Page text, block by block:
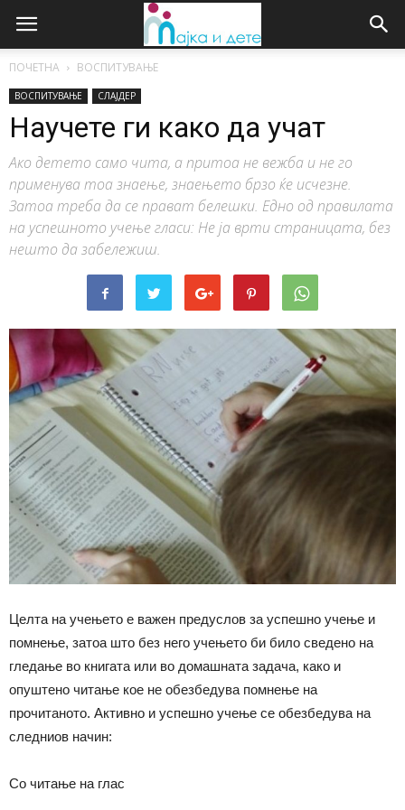
ПОЧЕТНА ВОСПИТУВАЊЕ
ВОСПИТУВАЊЕ СЛАЈДЕР
Научете ги како да учат
Ако детето само чита, а притоа не вежба и не го
применува тоа знаење, знаењето брзо ќе исчезне.
Затоа треба да се прават белешки. Едно од правилата
на успешното учење гласи: Не ја врти страницата, без
нешто да забележиш.
Целта на учењето е важен предуслов за успешно учење и
помнење, затоа што без него учењето би било сведено на
гледање во книгата или во домашната задача, како и
опуштено читање кое не обезбедува помнење на
прочитаното. Активно и успешно учење се обезбедува на
следниов начин:
Со читање на глас